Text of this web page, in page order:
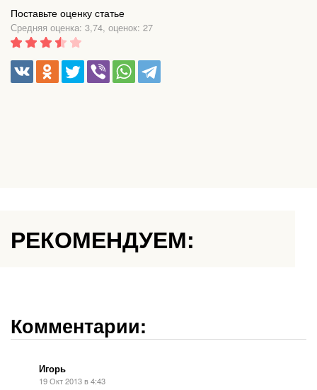
Поставьте оценку статье
Средняя оценка: 3,74, оценок: 27
РЕКОМЕНДУЕМ:
Комментарии:
Игорь
19 Окт 2013 в 4:43